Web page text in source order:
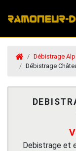
Débistrage
Débistrage
Debistrage et